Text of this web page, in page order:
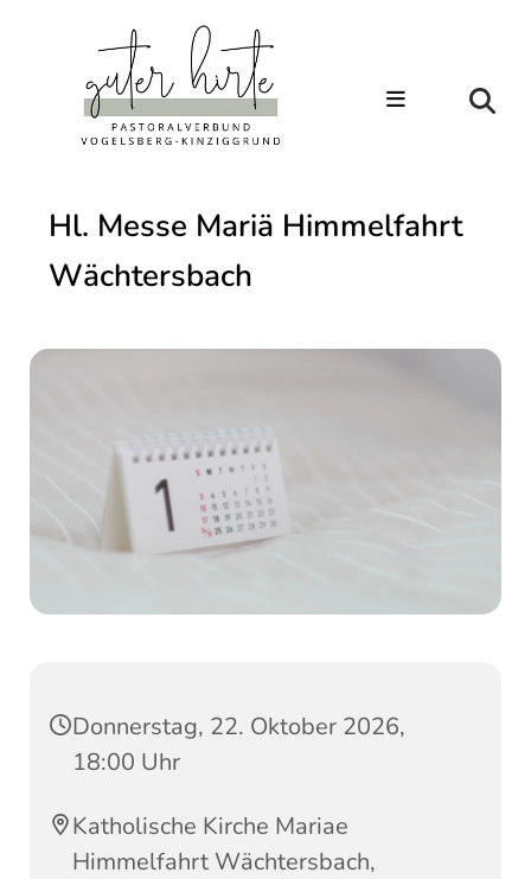
Hl. Messe Mariä Himmelfahrt
Wächtersbach
Donnerstag, 22. Oktober 2026,
18:00 Uhr
Katholische Kirche Mariae
Himmelfahrt Wächtersbach,